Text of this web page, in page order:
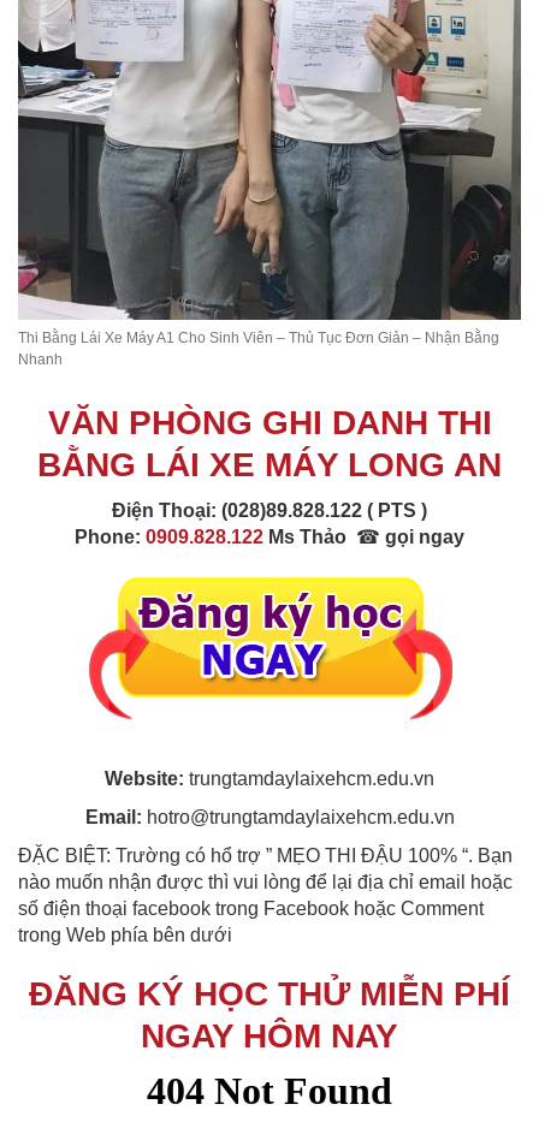
Thi Bằng Lái Xe Máy A1 Cho Sinh Viên – Thủ Tục Đơn Giản – Nhận Bằng
Nhanh
VĂN PHÒNG GHI DANH THI
BẰNG LÁI XE MÁY LONG AN
Điện Thoại: (028)89.828.122 ( PTS )
Phone: 0909.828.122 Ms Thảo ☎ gọi ngay
Website: trungtamdaylaixehcm.edu.vn
Email: hotro@trungtamdaylaixehcm.edu.vn
ĐẶC BIỆT: Trường có hổ trợ ” MẸO THI ĐẬU 100% “. Bạn
nào muốn nhận được thì vui lòng để lại địa chỉ email hoặc
số điện thoại facebook trong Facebook hoặc Comment
trong Web phía bên dưới
ĐĂNG KÝ HỌC THỬ MIỄN PHÍ
NGAY HÔM NAY